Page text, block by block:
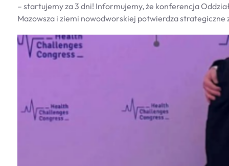
– startujemy za 3 dni! Informujemy, że konferencja
Mazowsza i ziemi nowodworskiej potwierdza